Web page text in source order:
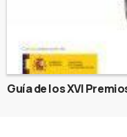
Guía de los XVI